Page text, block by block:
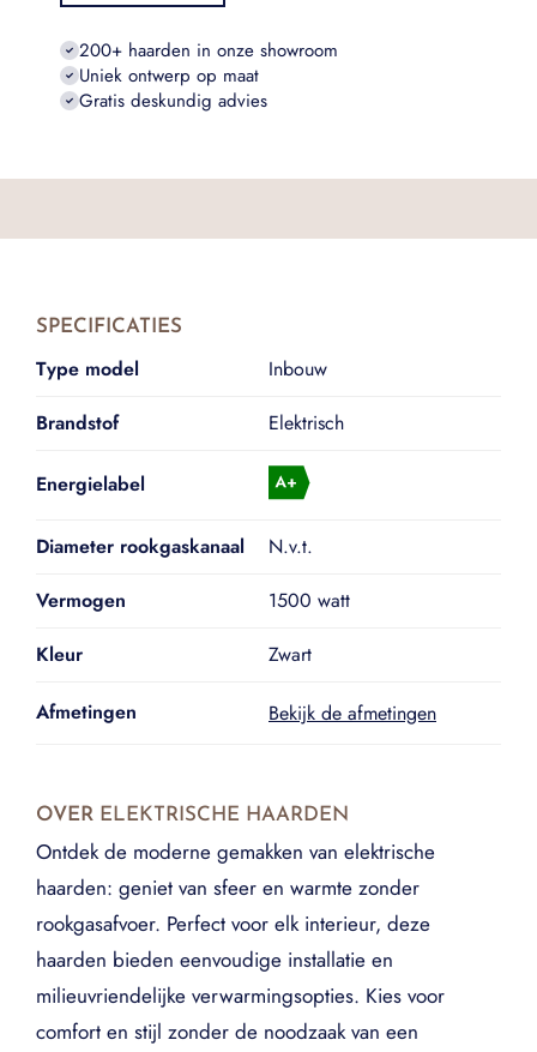
200+ haarden in onze showroom
Uniek ontwerp op maat
Gratis deskundig advies
SPECIFICATIES
Type model
Inbouw
Brandstof
Elektrisch
Energielabel
Diameter rookgaskanaal
N.v.t.
Vermogen
1500 watt
Kleur
Zwart
Afmetingen Bekijk de afmetingen
OVER ELEKTRISCHE HAARDEN
Ontdek de moderne gemakken van elektrische
haarden: geniet van sfeer en warmte zonder
rookgasafvoer. Perfect voor elk interieur, deze
haarden bieden eenvoudige installatie en
milieuvriendelijke verwarmingsopties. Kies voor
comfort en stijl zonder de noodzaak van een